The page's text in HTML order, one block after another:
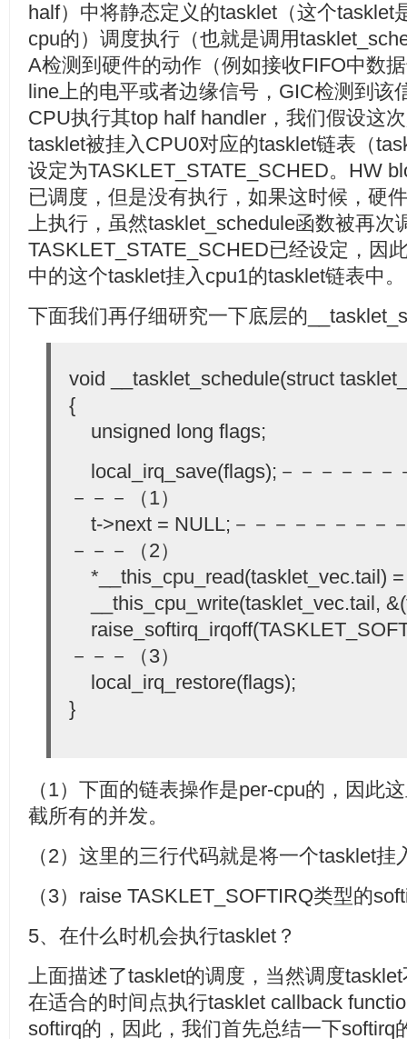
half）中将静态定义的tasklet（这个tasklet
cpu的）调度执行（也就是调用
A检测到硬件的动作（例如接收FIFO中数
line上的电平或者边缘信号，GIC检测到该
CPU执行其top half handler，我们假设这
tasklet被挂入CPU0对应的tasklet链表（
设定为TASKLET_STATE_SCHED。HW
已调度，但是没有执行，如果这时候，硬
上执行，虽然tasklet_schedule函数被再次
TASKLET_STATE_SCHED已经设定，因
中的这个tasklet挂入cpu1的tasklet链表中。
下面我们再仔细研究一下底层的
void __tasklet_schedule(struct
{
unsigned long flags;
local_irq_save(flags);－－－－－－
－－－（1）
t->next = NULL;－－－－－－－－
－－－（2）
*__this_cpu_read(tasklet_vec.tail)
__this_cpu_write(tasklet_vec.tail,
－－－（3）
local_irq_restore(flags);
}
（1）下面的链表操作是per-cpu的，因此
截所有的并发。
（2）这里的三行代码就是将一个tasklet挂
（3）raise TASKLET_SOFTIRQ类型的
5、在什么时机会执行tasklet？
上面描述了tasklet的调度，当然调度
在适合的时间点执行tasklet callback
softirq的，因此，我们首先总结一下softirq